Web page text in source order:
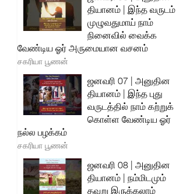
தியானம் | இந்த வருடம்
முழுவதுமாய் நாம்
நினைவில் வைக்க
வேண்டிய ஓர் அருமையான வசனம்
சகரியா பூணன்
ஜனவரி 07 | அனுதின
தியானம் | இந்த புது
வருடத்தில் நாம் கற்றுக்
கொள்ள வேண்டிய ஓர்
நல்ல பழக்கம்
சகரியா பூணன்
ஜனவரி 08 | அனுதின
தியானம் | நம்மிடமும்
தவறு இருக்கலாம்